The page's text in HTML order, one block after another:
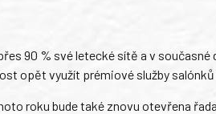
90 % své letecké sítě a v
opět využít prémiové služby
roku bude také znovu otevřena